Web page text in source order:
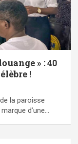
» : 40
!
de la paroisse
d’une…